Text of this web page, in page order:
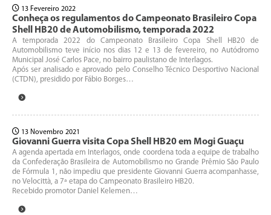
13 Fevereiro 2022
Conheça os regulamentos do Campeonato Brasileiro Copa
Shell HB20 de Automobilismo, temporada 2022
A temporada 2022 do Campeonato Brasileiro Copa Shell HB20 de
Automobilismo teve início nos dias 12 e 13 de fevereiro, no Autódromo
Municipal José Carlos Pace, no bairro paulistano de Interlagos.
Após ser analisado e aprovado pelo Conselho Técnico Desportivo Nacional
(CTDN), presidido por Fábio Borges…
13 Novembro 2021
Giovanni Guerra visita Copa Shell HB20 em Mogi Guaçu
A agenda apertada em Interlagos, onde coordena toda a equipe de trabalho
da Confederação Brasileira de Automobilismo no Grande Prêmio São Paulo
de Fórmula 1, não impediu que presidente Giovanni Guerra acompanhasse,
no Velocittà, a 7ª etapa do Campeonato Brasileiro HB20.
Recebido promotor Daniel Kelemen…